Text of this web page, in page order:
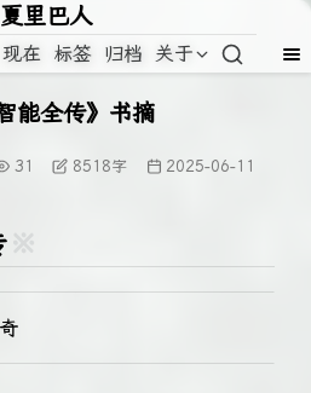
夏里巴人
现在 标签 归档 关于
能全传》书摘
31 8518字 2025-06-11